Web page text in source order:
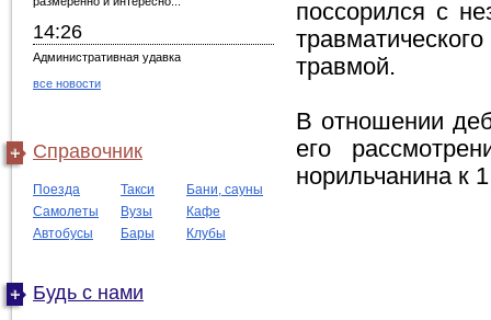
14:26
Административная удавка
все новости
Справочник
Поезда Такси
Бани, сауны
Самолеты
Вузы
Кафе
Автобусы
Бары Клубы
Будь с нами
поссорился с
травмой.
В отношении
его
норильчанина к